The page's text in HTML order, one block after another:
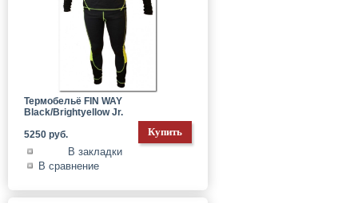
Термобельё FIN WAY
Black/Brightyellow Jr.
5250 руб.
В закладки
В сравнение